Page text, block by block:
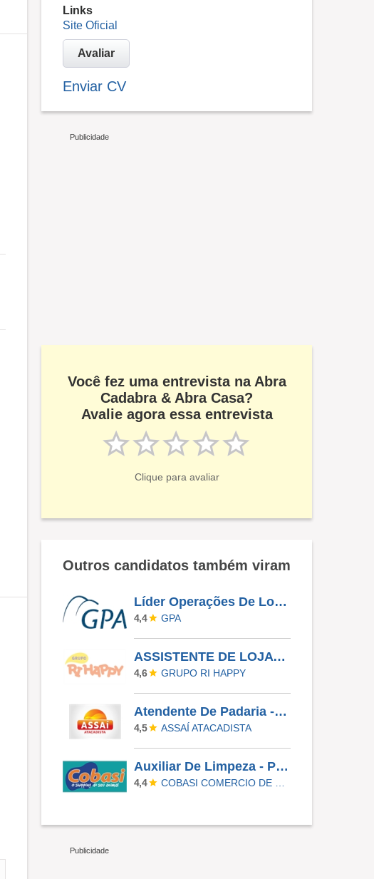
Links
Site Oficial
Avaliar
Enviar CV
Você fez uma entrevista na Abra
Cadabra & Abra Casa?
Avalie agora essa entrevista
Clique para avaliar
Outros candidatos também viram
Líder Operações De Loja - Morumbi
4,4 GPA
ASSISTENTE DE LOJA - RIO PRETO SHOPPING - EFETIVO
4,6 GRUPO RI HAPPY
Atendente De Padaria - Temporário (Alto Da XV)
4,5 ASSAÍ ATACADISTA
Auxiliar De Limpeza - Paulinia
4,4